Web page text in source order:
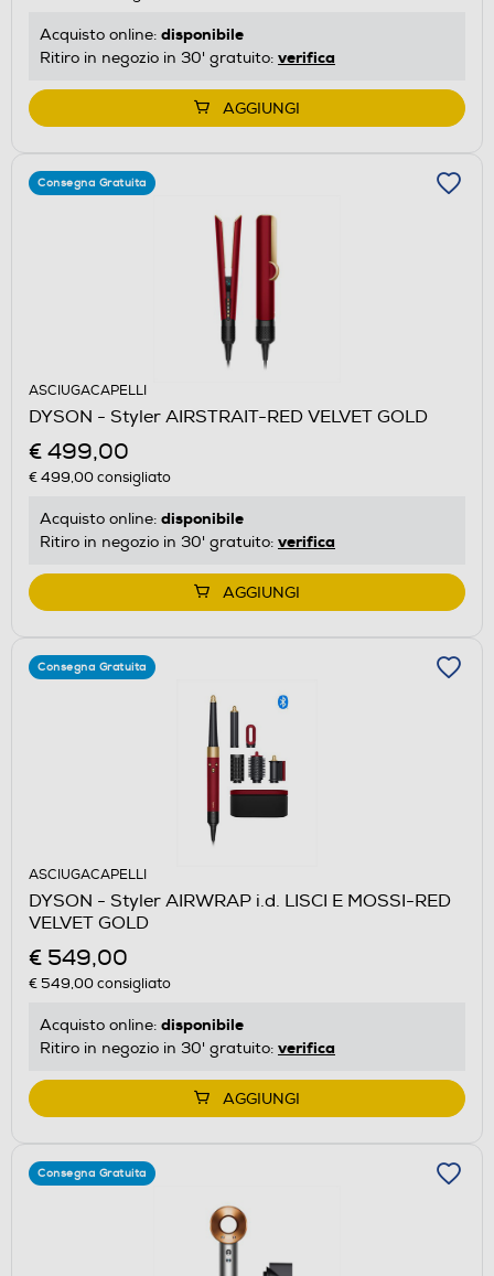
Acquisto online: disponibile
Ritiro in negozio in 30' gratuito: verifica
AGGIUNGI
Consegna Gratuita
ASCIUGACAPELLI
DYSON - Styler AIRSTRAIT-RED VELVET GOLD
€ 499,00
€ 499,00consigliato
Acquisto online: disponibile
Ritiro in negozio in 30' gratuito: verifica
AGGIUNGI
Consegna Gratuita
ASCIUGACAPELLI
DYSON - Styler AIRWRAP i.d. LISCI E MOSSI-RED
VELVET GOLD
€ 549,00
€ 549,00consigliato
Acquisto online: disponibile
Ritiro in negozio in 30' gratuito: verifica
AGGIUNGI
Consegna Gratuita